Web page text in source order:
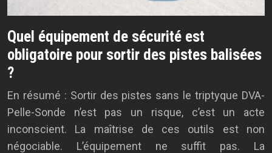
Quel équipement de sécurité est
obligatoire pour sortir des pistes balisées
?
En résumé : Sortir des pistes sans le triptyque DVA-
Pelle-Sonde n’est pas un risque, c’est un acte
inconscient. La maîtrise de ces outils est non
négociable. L’équipement ne suffit pas. La